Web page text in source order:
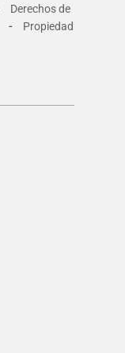
Derechos de
- Propiedad